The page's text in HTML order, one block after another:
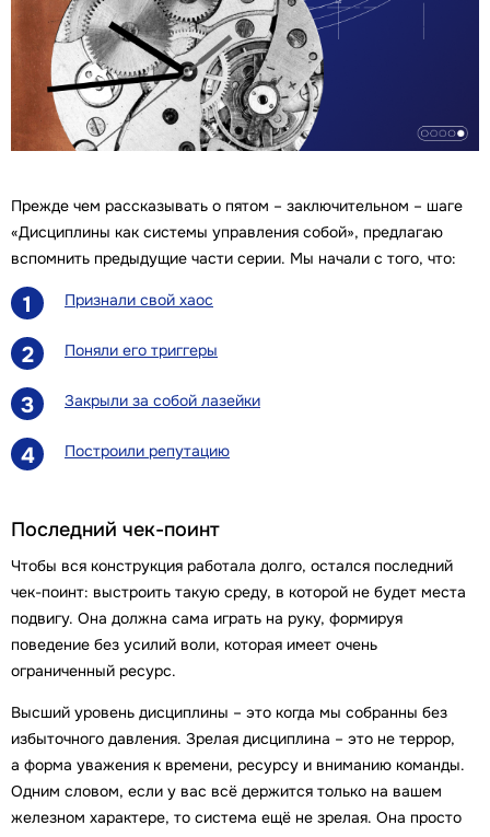
Прежде чем рассказывать о пятом – заключительном – шаге
«Дисциплины как системы управления собой», предлагаю
вспомнить предыдущие части серии. Мы начали с того, что:
1 Признали свой хаос
2 Поняли его триггеры
3 Закрыли за собой лазейки
4 Построили репутацию
Последний чек-поинт
Чтобы вся конструкция работала долго, остался последний
чек-поинт: выстроить такую среду, в которой не будет места
подвигу. Она должна сама играть на руку, формируя
поведение без усилий воли, которая имеет очень
ограниченный ресурс.
Высший уровень дисциплины – это когда мы собранны без
избыточного давления. Зрелая дисциплина – это не террор,
а форма уважения к времени, ресурсу и вниманию команды.
Одним словом, если у вас всё держится только на вашем
железном характере, то система ещё не зрелая. Она просто